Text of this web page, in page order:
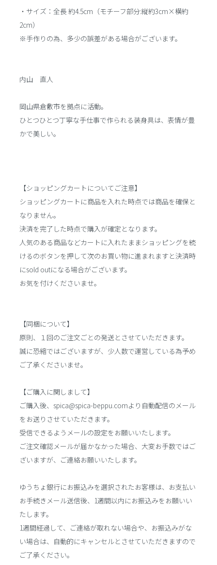
・サイズ：全長 約4.5cm（モチーフ部分:縦約3cm×横約
2cm）
※手作りの為、多少の誤差がある場合がございます。
内山 直人
岡山県倉敷市を拠点に活動。
ひとつひとつ丁寧な手仕事で作られる装身具は、表情が豊
かで美しい。
【ショッピングカートについてご注意】
ショッピングカートに商品を入れた時点では商品を確保と
なりません。
決済を完了した時点で購入が確定となります。
人気のある商品などカートに入れたままショッピングを続
けるのボタンを押して次のお買い物に進まれますと決済時
にsold outになる場合がございます。
お気を付けくださいませ。
【同梱について】
原則、１回のご注文ごとの発送とさせていただきます。
誠に恐縮ではございますが、少人数で運営している為予め
ご了承くださいませ。
【ご購入に関しまして】
ご購入後、spica@spica-beppu.comより自動配信のメール
をお送りさせていただきます。
受信できるようメールの設定をお願いいたします。
ご注文確認メールが届かなかった場合、大変お手数ではご
ざいますが、ご連絡お願いいたします。
ゆうちょ銀行にお振込みを選択されたお客様は、お支払い
お手続きメール送信後、1週間以内にお振込みをお願いい
たします。
1週間経過して、ご連絡が取れない場合や、お振込みがな
い場合は、自動的にキャンセルとさせていただきますので
ご了承ください。